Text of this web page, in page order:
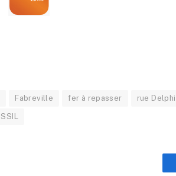
Fabreville fer à repasser rue
SSIL